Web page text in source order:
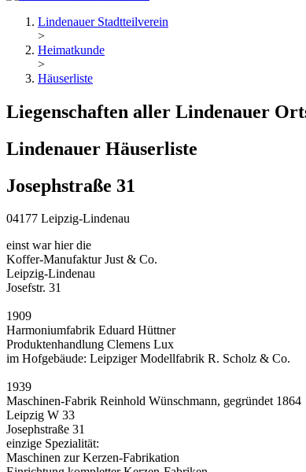
Lindenauer Stadtteilverein
>
Heimatkunde
>
Häuserliste
Liegenschaften aller Lindenauer
Lindenauer Häuserliste
Josephstraße 31
04177 Leipzig-Lindenau
einst war hier die
Koffer-Manufaktur Just & Co.
Leipzig-Lindenau
Josefstr. 31
1909
Harmoniumfabrik Eduard Hüttner
Produktenhandlung Clemens Lux
im Hofgebäude: Leipziger Modellfabrik R. Scholz & Co.
1939
Maschinen-Fabrik Reinhold Wünschmann, gegründet 1864
Leipzig W 33
Josephstraße 31
einzige Spezialität:
Maschinen zur Kerzen-Fabrikation